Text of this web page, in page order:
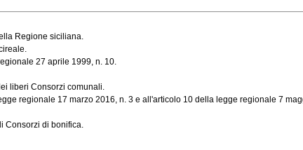
Regione siciliana.
27 aprile 1999, n. 10.
liberi Consorzi comunali.
regionale 17 marzo 2016, n. 3 e all'articolo 10 della legge regionale 7
Consorzi di bonifica.